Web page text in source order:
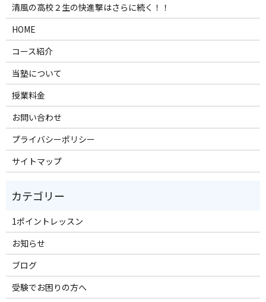
清風の高校２生の快進撃はさらに続く！！
HOME
コース紹介
当塾について
授業料金
お問い合わせ
プライバシーポリシー
サイトマップ
1ポイントレッスン
お知らせ
ブログ
受験でお困りの方へ